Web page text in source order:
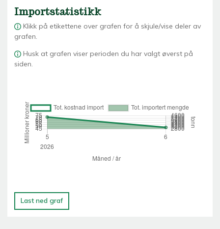
Importstatistikk
Klikk på etikettene over grafen for å skjule/vise deler av
grafen.
Husk at grafen viser perioden du har valgt øverst på
siden.
Last ned graf